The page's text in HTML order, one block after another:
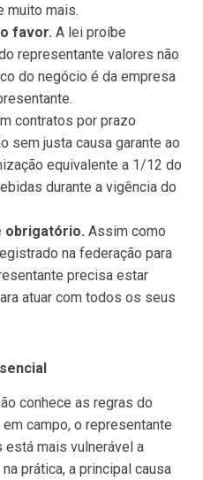
muito mais.
favor. A lei proíbe
representante valores não
do negócio é da empresa
contratos por prazo
sem justa causa garante ao
equivalente a 1/12 do
durante a vigência do
obrigatório. Assim como
na federação para
precisa estar
atuar com todos os seus
conhece as regras do
campo, o representante
mais vulnerável a
prática, a principal causa